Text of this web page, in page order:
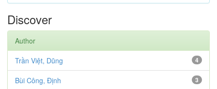
Discover
Author
4
Trần Việt, Dũng
3
Bùi Công, Định